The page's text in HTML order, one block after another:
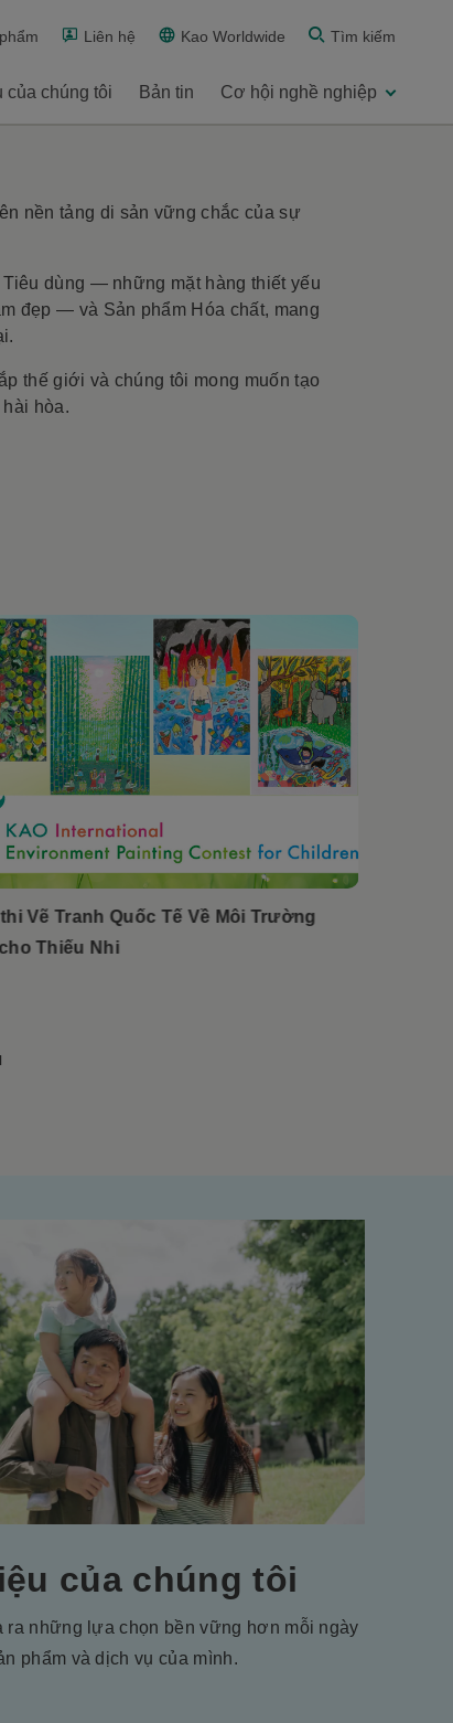
Liên hệ Kao Worldwide Tìm kiếm
của chúng tôi Bản tin Cơ hội nghề nghiệp
nền tảng di sản vững chắc của sự
dùng — những mặt hàng thiết yếu
đẹp — và Sản phẩm Hóa chất, mang
thế giới và chúng tôi mong muốn tạo
hòa.
Vẽ Tranh Quốc Tế Về Môi Trường
Thiếu Nhi
của chúng tôi
những lựa chọn bền vững hơn mỗi ngày
phẩm và dịch vụ của mình.